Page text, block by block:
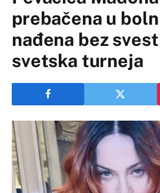
prebačena u
nađena bez
svetska turneja